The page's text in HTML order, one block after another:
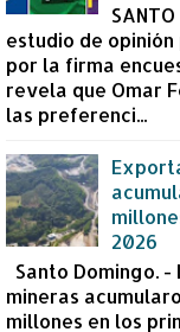
SANTO
estudio de
por la firma
revela que Omar
las preferenci...
2026
Santo Domingo.
mineras
millones en los